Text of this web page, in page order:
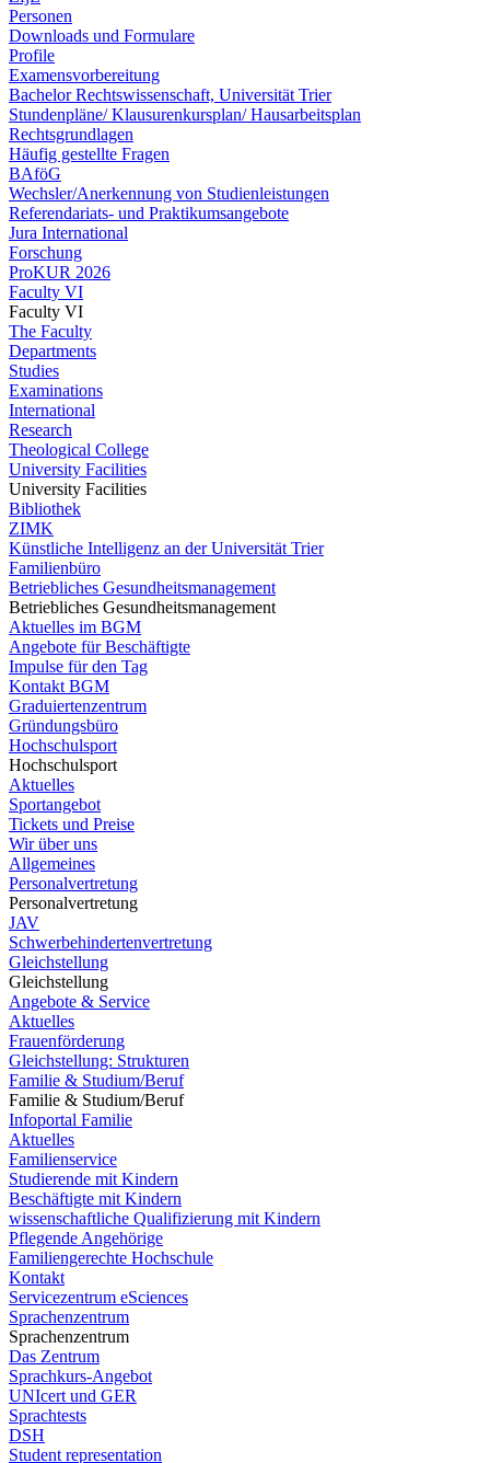
Personen
Downloads und Formulare
Profile
Examensvorbereitung
Bachelor Rechtswissenschaft, Universität Trier
Stundenpläne/ Klausurenkursplan/ Hausarbeitsplan
Rechtsgrundlagen
Häufig gestellte Fragen
BAföG
Wechsler/Anerkennung von Studienleistungen
Referendariats- und Praktikumsangebote
Jura International
Forschung
ProKUR 2026
Faculty VI
Faculty VI
The Faculty
Departments
Studies
Examinations
International
Research
Theological College
University Facilities
University Facilities
Bibliothek
ZIMK
Künstliche Intelligenz an der Universität Trier
Familienbüro
Betriebliches Gesundheitsmanagement
Betriebliches Gesundheitsmanagement
Aktuelles im BGM
Angebote für Beschäftigte
Impulse für den Tag
Kontakt BGM
Graduiertenzentrum
Gründungsbüro
Hochschulsport
Hochschulsport
Aktuelles
Sportangebot
Tickets und Preise
Wir über uns
Allgemeines
Personalvertretung
Personalvertretung
JAV
Schwerbehindertenvertretung
Gleichstellung
Gleichstellung
Angebote & Service
Aktuelles
Frauenförderung
Gleichstellung: Strukturen
Familie & Studium/Beruf
Familie & Studium/Beruf
Infoportal Familie
Aktuelles
Familienservice
Studierende mit Kindern
Beschäftigte mit Kindern
wissenschaftliche Qualifizierung mit Kindern
Pflegende Angehörige
Familiengerechte Hochschule
Kontakt
Servicezentrum eSciences
Sprachenzentrum
Sprachenzentrum
Das Zentrum
Sprachkurs-Angebot
UNIcert und GER
Sprachtests
DSH
Student representation